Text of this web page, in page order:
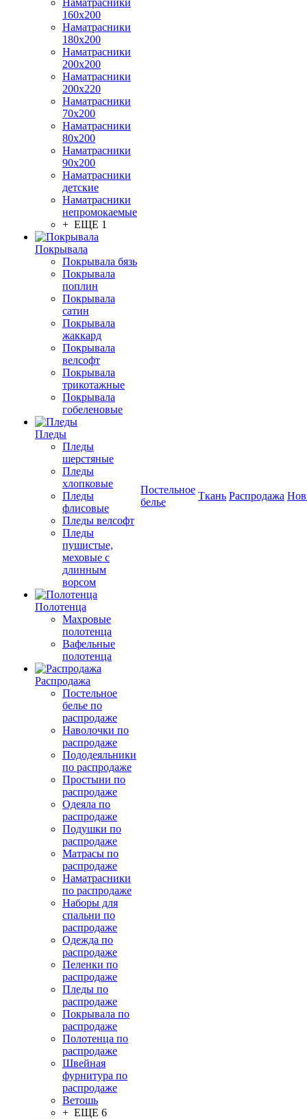
Наматрасники
160х200
Наматрасники
180х200
Наматрасники
200х200
Наматрасники
200х220
Наматрасники
70х200
Наматрасники
80х200
Наматрасники
90х200
Наматрасники
детские
Наматрасники
непромокаемые
+ ЕЩЕ 1
Покрывала
Покрывала бязь
Покрывала
поплин
Покрывала
сатин
Покрывала
жаккард
Покрывала
велсофт
Покрывала
трикотажные
Покрывала
гобеленовые
Пледы
Пледы
шерстяные
Пледы
хлопковые
Пледы
флисовые
Пледы велсофт
Пледы
пушистые,
меховые с
длинным
ворсом
Полотенца
Махровые
полотенца
Вафельные
полотенца
Распродажа
Постельное
белье по
распродаже
Наволочки по
распродаже
Пододеяльники
по распродаже
Простыни по
распродаже
Одеяла по
распродаже
Подушки по
распродаже
Матрасы по
распродаже
Наматрасники
по распродаже
Наборы для
спальни по
распродаже
Одежда по
распродаже
Пеленки по
распродаже
Пледы по
распродаже
Покрывала по
распродаже
Полотенца по
распродаже
Швейная
фурнитура по
распродаже
Ветошь
+ ЕЩЕ 6
Постельное
белье
Ткань Распродажа